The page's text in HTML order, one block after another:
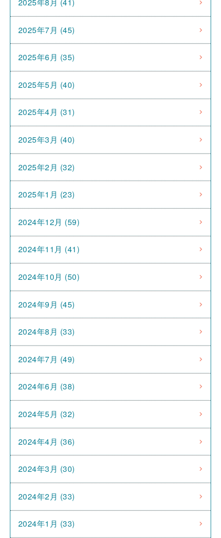
2025年7月 (45)
2025年6月 (35)
2025年5月 (40)
2025年4月 (31)
2025年3月 (40)
2025年2月 (32)
2025年1月 (23)
2024年12月 (59)
2024年11月 (41)
2024年10月 (50)
2024年9月 (45)
2024年8月 (33)
2024年7月 (49)
2024年6月 (38)
2024年5月 (32)
2024年4月 (36)
2024年3月 (30)
2024年2月 (33)
2024年1月 (33)